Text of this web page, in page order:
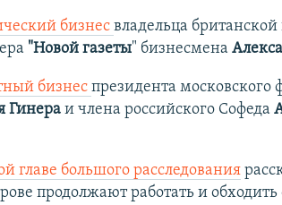
бизнес владельца британской
"Новой газеты" бизнесмена
бизнес президента московского
Гинераи члена российского Софеда
главе большого расследования
продолжают работать и